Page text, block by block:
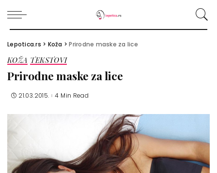
Lepotica.rs > Koža >Prirodne maske za lice
KOŽA TEKSTOVI
Prirodne maske za lice
21.03.2015. 4 Min Read